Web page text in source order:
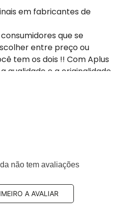
em fabricantes de
que se
entre preço ou
tem os dois !! Com Aplus
qualidade e a originalidade
ou até melhoram os
pela montadora do seu
originais para
isso nossos produtos e
peças para automóveis
não tem avaliações
A AVALIAR